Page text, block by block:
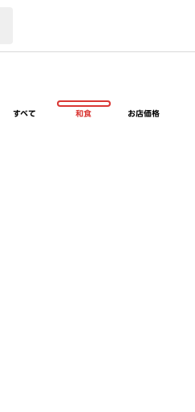
すべて 和食 お店価格